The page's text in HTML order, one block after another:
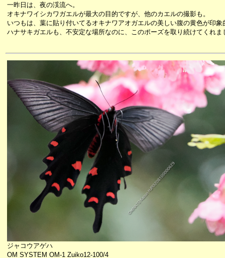
一昨日は、夜の渓流へ。
オキナワイシカワガエルが最大の目的ですが、他のカエルの撮影も。
いつもは、葉に貼り付いてるオキナワアオガエルの美しい腹の黄色が印象
ハナサキガエルも、不安定な場所なのに、このポーズを取り続けてくれま
ジャコウアゲハ
OM SYSTEM OM-1 Zuiko12-100/4